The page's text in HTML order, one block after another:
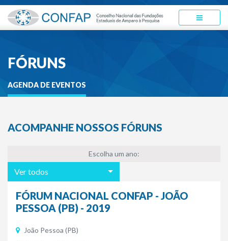
FÓRUNS
AGENDA DE EVENTOS
ACOMPANHE NOSSOS FÓRUNS
Escolha um ano:
Ver todos
FÓRUM NACIONAL CONFAP - JOÃO
PESSOA (PB) - 2019
João Pessoa (PB)